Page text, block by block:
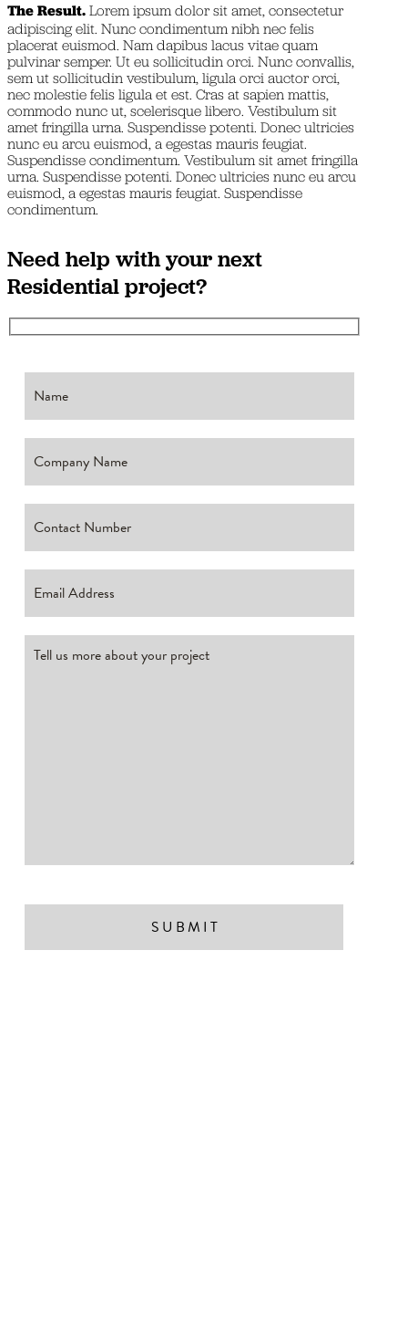
The Result. Lorem ipsum dolor sit amet, consectetur
adipiscing elit. Nunc condimentum nibh nec felis
placerat euismod. Nam dapibus lacus vitae quam
pulvinar semper. Ut eu sollicitudin orci. Nunc convallis,
sem ut sollicitudin vestibulum, ligula orci auctor orci,
nec molestie felis ligula et est. Cras at sapien mattis,
commodo nunc ut, scelerisque libero. Vestibulum sit
amet fringilla urna. Suspendisse potenti. Donec ultricies
nunc eu arcu euismod, a egestas mauris feugiat.
Suspendisse condimentum. Vestibulum sit amet fringilla
urna. Suspendisse potenti. Donec ultricies nunc eu arcu
euismod, a egestas mauris feugiat. Suspendisse
condimentum.
Need help with your next
Residential project?